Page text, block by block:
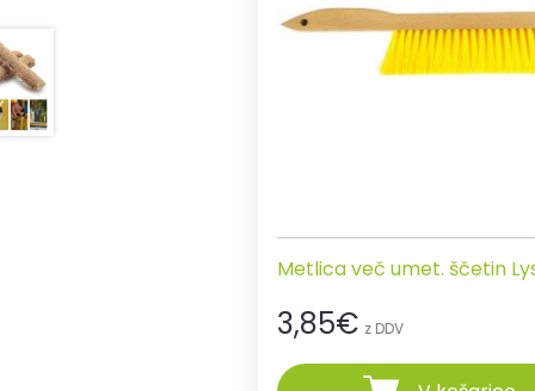
Metlica več umet. ščetin
3,85€ z DDV